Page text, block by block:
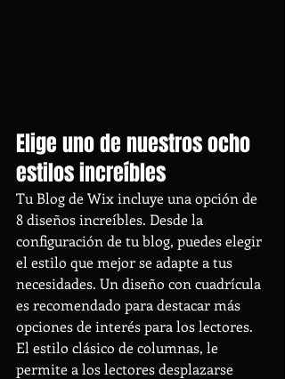
Elige uno de nuestros ocho
estilos increíbles
Tu Blog de Wix incluye una opción de
8 diseños increíbles. Desde la
configuración de tu blog, puedes elegir
el estilo que mejor se adapte a tus
necesidades. Un diseño con cuadrícula
es recomendado para destacar más
opciones de interés para los lectores.
El estilo clásico de columnas, le
permite a los lectores desplazarse